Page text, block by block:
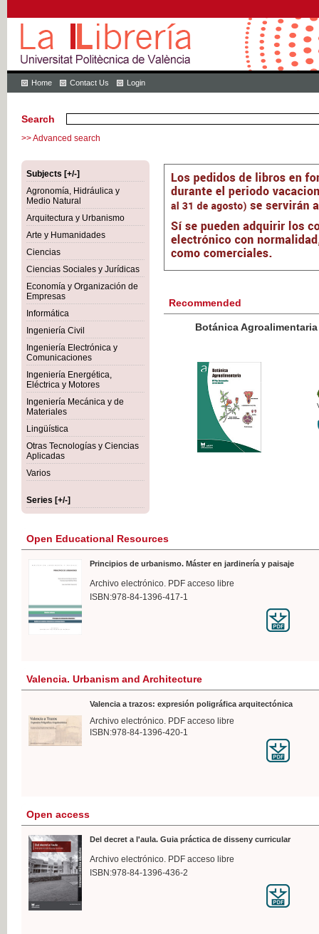
Home Contact Us Login
Search
>> Advanced search
Subjects [+/-]
Agronomía, Hidráulica y
Medio Natural
Arquitectura y Urbanismo
Arte y Humanidades
Ciencias
Ciencias Sociales y Jurídicas
Economía y Organización de
Empresas
Informática
Ingeniería Civil
Ingeniería Electrónica y
Comunicaciones
Ingeniería Energética,
Eléctrica y Motores
Ingeniería Mecánica y de
Materiales
Lingüística
Otras Tecnologías y Ciencias
Aplicadas
Varios
Series [+/-]
Recommended
Botánica Agroalimentaria
VAT
Open Educational Resources
Principios de urbanismo. Máster en jardinería y paisaje
Archivo electrónico. PDF acceso libre
ISBN:978-84-1396-417-1
Valencia. Urbanism and Architecture
Valencia a trazos: expresión poligráfica arquitectónica
Archivo electrónico. PDF acceso libre
ISBN:978-84-1396-420-1
Open access
Del decret a l'aula. Guia práctica de disseny curricular
Archivo electrónico. PDF acceso libre
ISBN:978-84-1396-436-2